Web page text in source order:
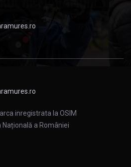
inregistrata la OSIM
a României